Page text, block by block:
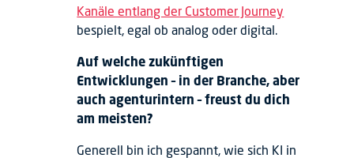
Kanäle entlang der Customer Journey
bespielt, egal ob analog oder digital.
Auf welche zukünftigen
Entwicklungen – in der Branche, aber
auch agenturintern – freust du dich
am meisten?
Generell bin ich gespannt, wie sich KI in